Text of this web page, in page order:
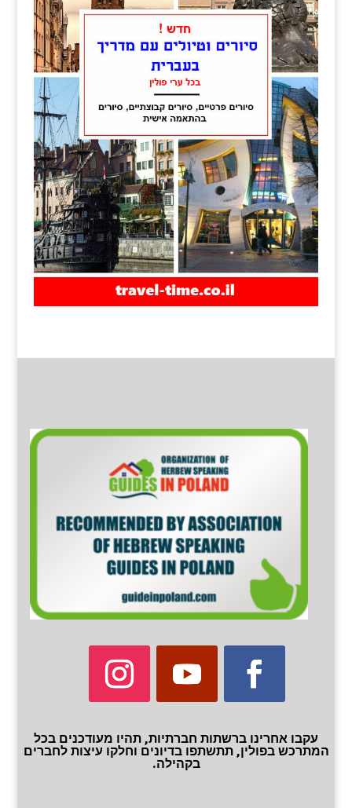
עקבו אחרינו ברשתות חברתיות, תהיו מעודכנים בכל
המתרכש בפולין, תתשתפו בדיונים וחלקו עיצות לחברים
בקהילה.